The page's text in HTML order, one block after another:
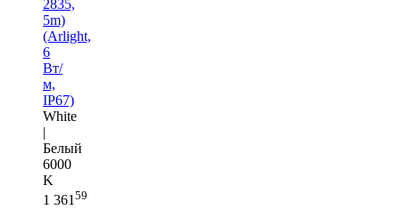
2835,
5m)
(Arlight,
6
Вт/
м,
IP67)
White
|
Белый
6000
K
1 361 59